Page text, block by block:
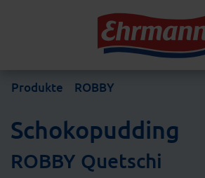
Produkte ROBBY
Schokopudding
ROBBY Quetschi